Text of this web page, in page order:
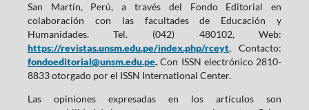
San Martín, Perú, a través del Fondo Editorial en
colaboración con las facultades de Educación y
Humanidades. Tel. (042) 480102, Web:
https://revistas.unsm.edu.pe/index.php/rceyt, Contacto:
fondoeditorial@unsm.edu.pe.Con ISSN electrónico 2810-
8833 otorgado por el ISSN International Center.
Las opiniones expresadas en los artículos son